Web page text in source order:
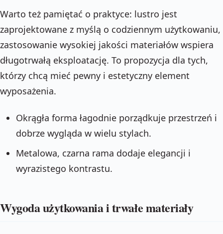
Warto też pamiętać o praktyce: lustro jest
zaprojektowane z myślą o codziennym użytkowaniu,
zastosowanie wysokiej jakości materiałów wspiera
długotrwałą eksploatację. To propozycja dla tych,
którzy chcą mieć pewny i estetyczny element
wyposażenia.
Okrągła forma łagodnie porządkuje przestrzeń i
dobrze wygląda w wielu stylach.
Metalowa, czarna rama dodaje elegancji i
wyrazistego kontrastu.
Wygoda użytkowania i trwałe materiały